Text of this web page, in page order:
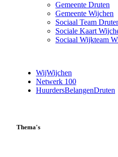
Gemeente Druten
Gemeente Wijchen
Sociaal Team
Sociale Kaart
Sociaal Wijkteam
WijWijchen
Netwerk 100
HuurdersBelangenDruten
Thema's